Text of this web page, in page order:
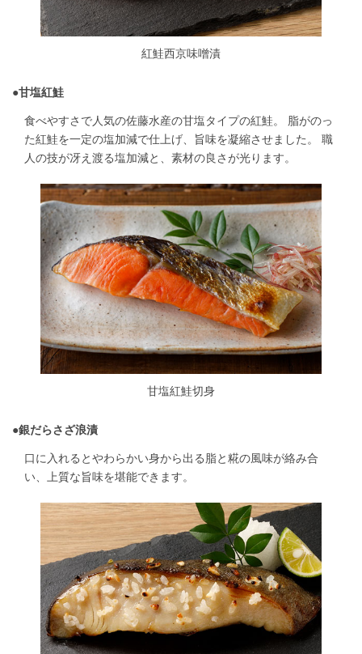
紅鮭西京味噌漬
●甘塩紅鮭
食べやすさで人気の佐藤水産の甘塩タイプの紅鮭。 脂がのっ
た紅鮭を一定の塩加減で仕上げ、旨味を凝縮させました。 職
人の技が冴え渡る塩加減と、素材の良さが光ります。
甘塩紅鮭切身
●銀だらさざ浪漬
口に入れるとやわらかい身から出る脂と糀の風味が絡み合
い、上質な旨味を堪能できます。